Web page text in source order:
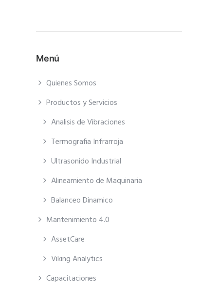
Menú
Quienes Somos
Productos y Servicios
Analisis de Vibraciones
Termografia Infrarroja
Ultrasonido Industrial
Alineamiento de Maquinaria
Balanceo Dinamico
Mantenimiento 4.0
AssetCare
Viking Analytics
Capacitaciones